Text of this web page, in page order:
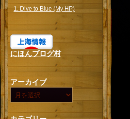
1. Dive to Blue (My HP)
にほんブログ村
アーカイブ